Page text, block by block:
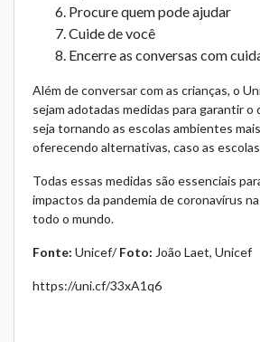
Procure quem pode ajudar
Cuide de você
Encerre as conversas com
Além de conversar com as crianças, o
sejam adotadas medidas para garantir o
seja tornando as escolas ambientes
oferecendo alternativas, caso as
Todas essas medidas são essenciais
impactos da pandemia de coronavírus
todo o mundo.
Fonte: Unicef/Foto: João Laet, Unicef
https://uni.cf/33xA1q6